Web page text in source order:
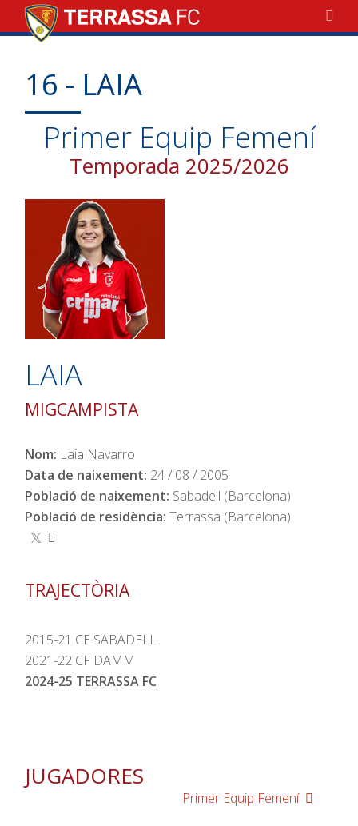
16 - LAIA
Primer Equip Femení
Temporada 2025/2026
LAIA
MIGCAMPISTA
Nom: Laia Navarro
Data de naixement: 24 / 08 / 2005
Població de naixement: Sabadell (Barcelona)
Població de residència: Terrassa (Barcelona)
TRAJECTÒRIA
2015-21 CE SABADELL
2021-22 CF DAMM
2024-25 TERRASSA FC
JUGADORES
Primer Equip Femení